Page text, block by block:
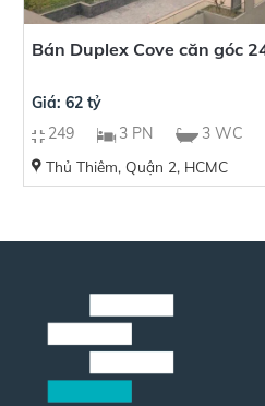
Bán Duplex Cove căn góc
Giá: 62 tỷ
249
3 PN 3 WC
Thủ Thiêm, Quận 2, HCMC